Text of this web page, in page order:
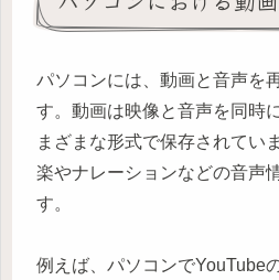
パソコンには、動画と音声を
す。動画は映像と音声を同時
まざまな形式で保存されてい
楽やナレーションなどの音声
す。
例えば、パソコンでYouTube